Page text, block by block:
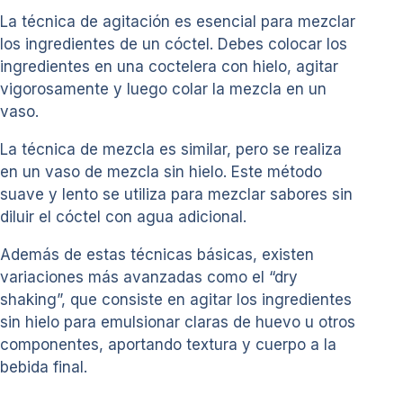
La técnica de agitación es esencial para mezclar
los ingredientes de un cóctel. Debes colocar los
ingredientes en una coctelera con hielo, agitar
vigorosamente y luego colar la mezcla en un
vaso.
La técnica de mezcla es similar, pero se realiza
en un vaso de mezcla sin hielo. Este método
suave y lento se utiliza para mezclar sabores sin
diluir el cóctel con agua adicional.
Además de estas técnicas básicas, existen
variaciones más avanzadas como el “dry
shaking”, que consiste en agitar los ingredientes
sin hielo para emulsionar claras de huevo u otros
componentes, aportando textura y cuerpo a la
bebida final.